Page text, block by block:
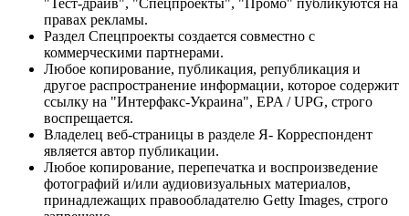
правах рекламы.
Раздел Спецпроекты создается совместно с
коммерческими партнерами.
Любое копирование, публикация, републикация и
другое распространение информации, которое содержит
ссылку на "Интерфакс-Украина", EPA / UPG, строго
воспрещается.
Владелец веб-страницы в разделе Я- Корреспондент
является автор публикации.
Любое копирование, перепечатка и воспроизведение
фотографий и/или аудиовизуальных материалов,
принадлежащих правообладателю Getty Images, строго